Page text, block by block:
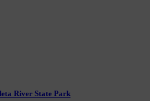
River State Park